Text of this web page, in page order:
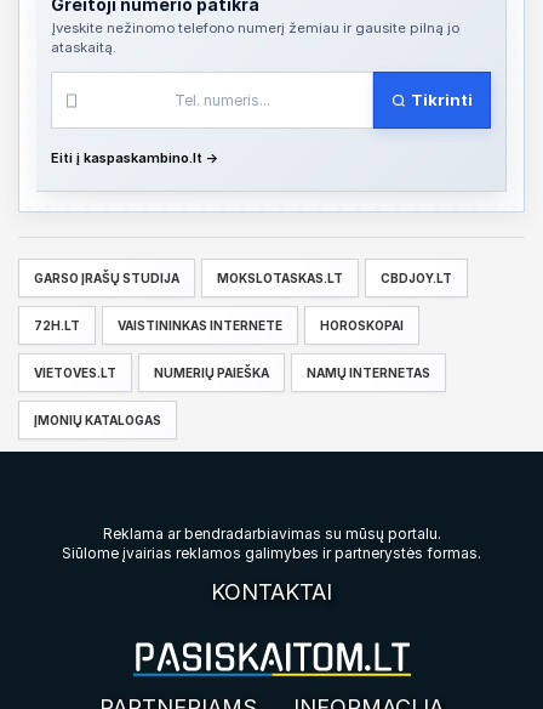
Greitoji numerio patikra
Įveskite nežinomo telefono numerį žemiau ir gausite pilną jo
ataskaitą.
Tikrinti
Eiti į kaspaskambino.lt →
GARSO ĮRAŠŲ STUDIJA MOKSLOTASKAS.LT CBDJOY.LT
72H.LT VAISTININKAS INTERNETE HOROSKOPAI
VIETOVES.LT NUMERIŲ PAIEŠKA NAMŲ INTERNETAS
ĮMONIŲ KATALOGAS
Reklama ar bendradarbiavimas su mūsų portalu.
Siūlome įvairias reklamos galimybes ir partnerystės formas.
KONTAKTAI